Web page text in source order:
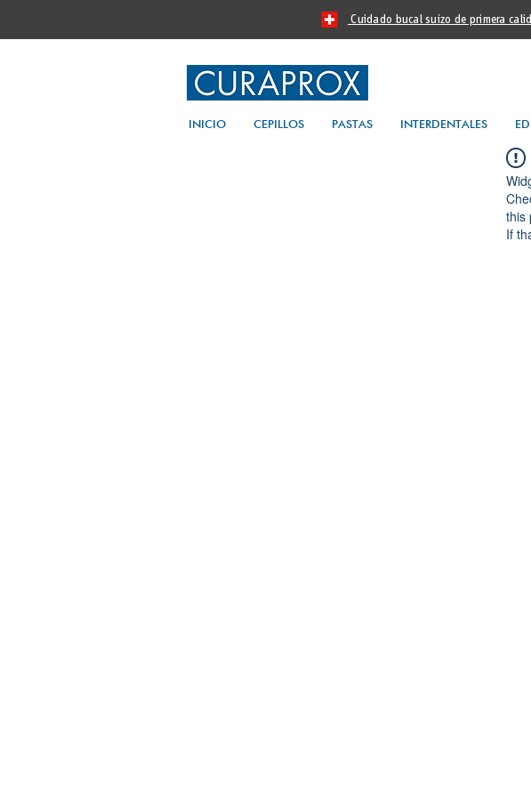
Cuidado bucal suizo de primera
INICIO CEPILLOS PASTAS INTERDENTALES
this
If